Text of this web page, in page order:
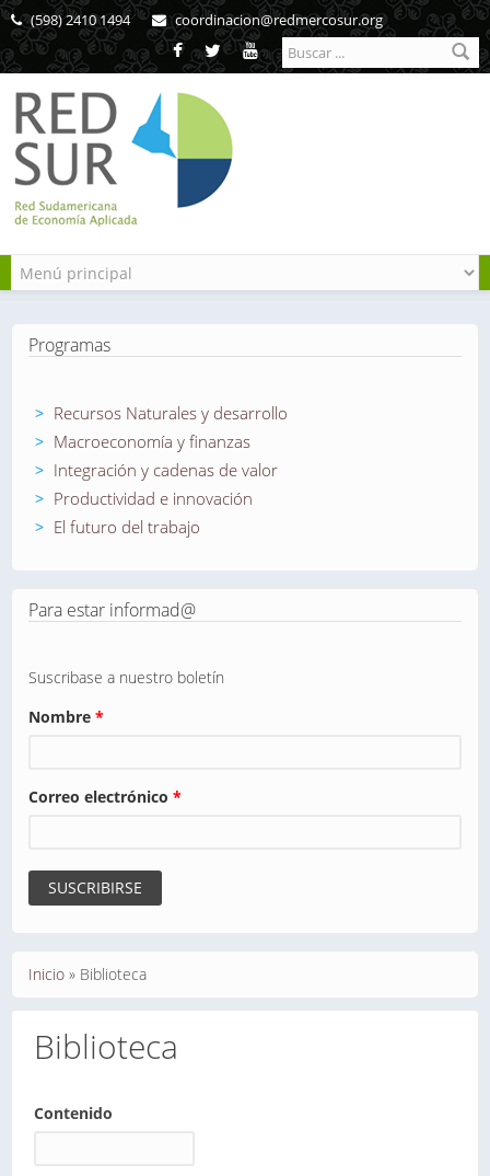
Pasar al contenido principal
(598) 2410 1494 coordinacion@redmercosur.org
Formulario de
búsqueda
Programas
Recursos Naturales y desarrollo
Macroeconomía y finanzas
Integración y cadenas de valor
Productividad e innovación
El futuro del trabajo
Para estar informad@
Suscribase a nuestro boletín
Nombre *
Correo electrónico *
Se encuentra usted aquí
Inicio » Biblioteca
Biblioteca
Contenido